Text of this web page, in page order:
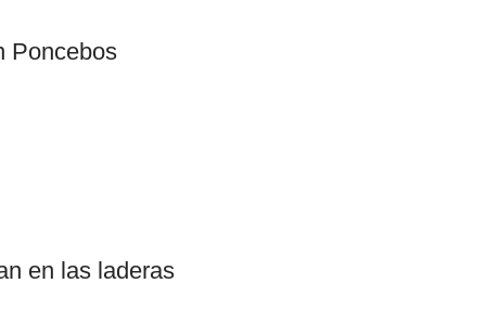
Poncebos
en las laderas